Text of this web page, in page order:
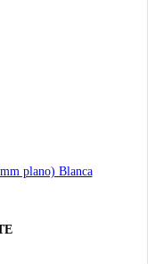
plano) Blanca